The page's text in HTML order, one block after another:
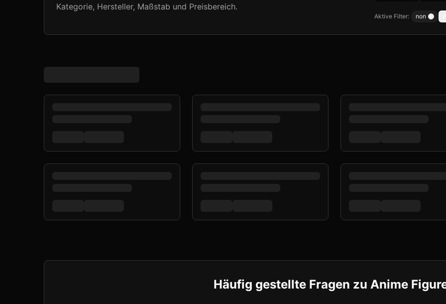
Kategorie, Hersteller, Maßstab und Preisbereich.
Aktive Filter:
non
Häufig gestellte Fragen zu Anime